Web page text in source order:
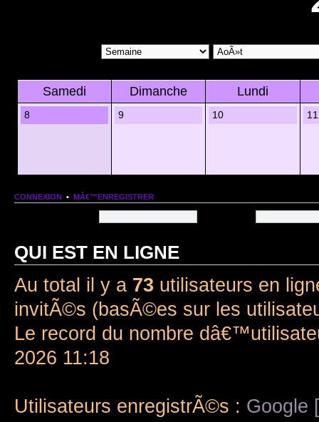
Samedi Dimanche Lundi
8 9 10 11
CONNEXION • MÂ€™ENREGISTRER
QUI EST EN LIGNE
Au total il y a 73 utilisateurs en
invitÃ©s (basÃ©es sur les
Le record du nombre
2026 11:18
Utilisateurs enregistrÃ©s : Google